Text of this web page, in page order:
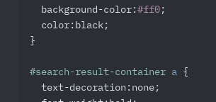
background-color :#ff0 ;
color :black;
}
#search-result-container a {
text-decoration :none;